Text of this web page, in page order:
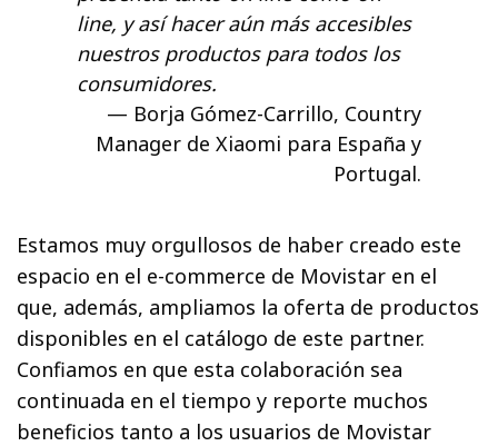
line, y así hacer aún más accesibles
nuestros productos para todos los
consumidores.
Borja Gómez-Carrillo, Country
Manager de Xiaomi para España y
Portugal.
Estamos muy orgullosos de haber creado este
espacio en el e-commerce de Movistar en el
que, además, ampliamos la oferta de productos
disponibles en el catálogo de este partner.
Confiamos en que esta colaboración sea
continuada en el tiempo y reporte muchos
beneficios tanto a los usuarios de Movistar